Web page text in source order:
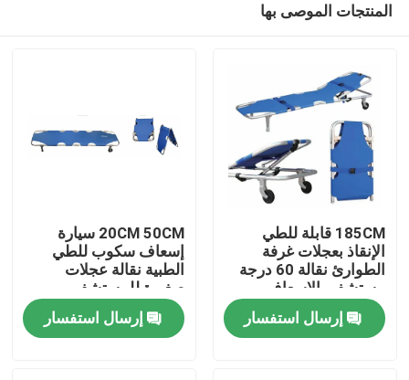
المنتجات الموصى بها
185CM قابلة للطي
الإنقاذ بعجلات غرفة
الطوارئ نقالة 60 درجة
مستشفى الإسعاف
إرسال استفسار
20CM 50CM سيارة
إسعاف سكوب للطي
الطبية نقالة عجلات
صغيرة للمستشفى
إرسال استفسار